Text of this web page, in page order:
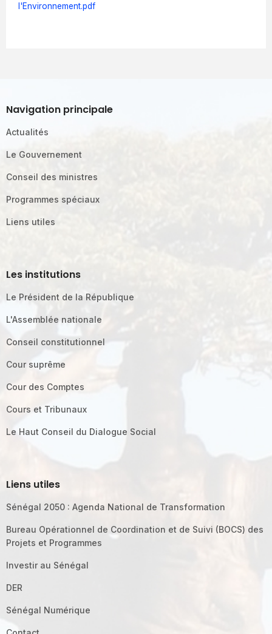
l'Environnement.pdf
Navigation principale
Actualités
Le Gouvernement
Conseil des ministres
Programmes spéciaux
Liens utiles
Les institutions
Le Président de la République
L'Assemblée nationale
Conseil constitutionnel
Cour suprême
Cour des Comptes
Cours et Tribunaux
Le Haut Conseil du Dialogue Social
Liens utiles
Sénégal 2050 : Agenda National de Transformation
Bureau Opérationnel de Coordination et de Suivi (BOCS) des
Projets et Programmes
Investir au Sénégal
DER
Sénégal Numérique